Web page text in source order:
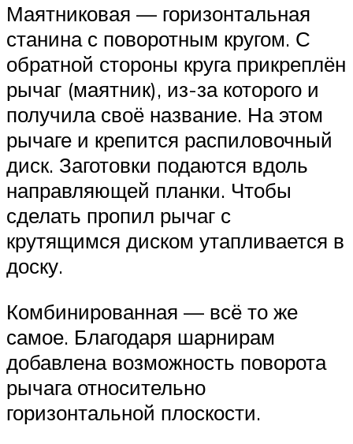
Маятниковая — горизонтальная
станина с поворотным кругом. С
обратной стороны круга прикреплён
рычаг (маятник), из-за которого и
получила своё название. На этом
рычаге и крепится распиловочный
диск. Заготовки подаются вдоль
направляющей планки. Чтобы
сделать пропил рычаг с
крутящимся диском утапливается в
доску.
Комбинированная — всё то же
самое. Благодаря шарнирам
добавлена возможность поворота
рычага относительно
горизонтальной плоскости.